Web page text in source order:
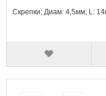
Скрепки; Диам: 4,5мм; L: